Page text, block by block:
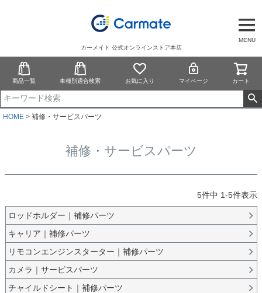
MENU
カーメイト 公式オンラインストア本店
商品一覧 車種別適合検索 お気に入り マイページ カート
HOME 補修・サービスパーツ
補修・サービスパーツ
5件中 1-5件表示
ロッドホルダー｜補修パーツ
キャリア｜補修パーツ
リモコンエンジンスターター｜補修パーツ
カメラ｜サービスパーツ
チャイルドシート｜補修パーツ